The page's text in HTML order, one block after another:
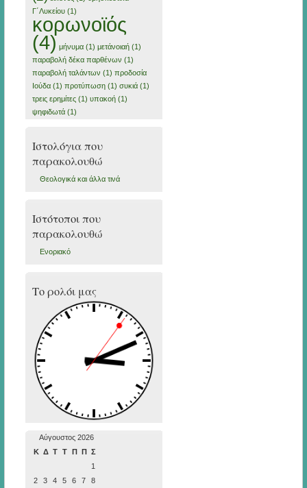
Γ΄Λυκείου(1)
κορωνοϊός
(4) μήνυμα(1) μετάνοιαή(1)
παραβολή δέκα παρθένων (1)
παραβολή ταλάντων (1) προδοσία
Ιούδα(1) προτύπωση(1) συκιά(1)
τρεις ερημίτες(1) υπακοή(1)
ψηφιδωτά(1)
Ιστολόγια που
παρακολουθώ
Θεολογικά και άλλα τινά
Ιστότοποι που
παρακολουθώ
Ενοριακό
Το ρολόι μας
Αύγουστος 2026
Κ Δ Τ Τ Π Π Σ
1
2
3 4 5 6 7 8